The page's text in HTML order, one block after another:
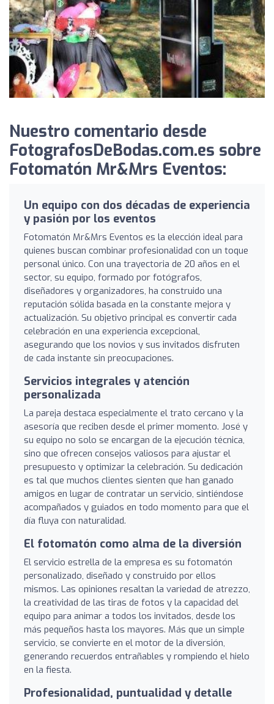
Nuestro comentario desde
FotografosDeBodas.com.es sobre
Fotomatón Mr&Mrs Eventos:
Un equipo con dos décadas de experiencia
y pasión por los eventos
Fotomatón Mr&Mrs Eventos es la elección ideal para
quienes buscan combinar profesionalidad con un toque
personal único. Con una trayectoria de 20 años en el
sector, su equipo, formado por fotógrafos,
diseñadores y organizadores, ha construido una
reputación sólida basada en la constante mejora y
actualización. Su objetivo principal es convertir cada
celebración en una experiencia excepcional,
asegurando que los novios y sus invitados disfruten
de cada instante sin preocupaciones.
Servicios integrales y atención
personalizada
La pareja destaca especialmente el trato cercano y la
asesoría que reciben desde el primer momento. José y
su equipo no solo se encargan de la ejecución técnica,
sino que ofrecen consejos valiosos para ajustar el
presupuesto y optimizar la celebración. Su dedicación
es tal que muchos clientes sienten que han ganado
amigos en lugar de contratar un servicio, sintiéndose
acompañados y guiados en todo momento para que el
día fluya con naturalidad.
El fotomatón como alma de la diversión
El servicio estrella de la empresa es su fotomatón
personalizado, diseñado y construido por ellos
mismos. Las opiniones resaltan la variedad de atrezzo,
la creatividad de las tiras de fotos y la capacidad del
equipo para animar a todos los invitados, desde los
más pequeños hasta los mayores. Más que un simple
servicio, se convierte en el motor de la diversión,
generando recuerdos entrañables y rompiendo el hielo
en la fiesta.
Profesionalidad, puntualidad y detalle